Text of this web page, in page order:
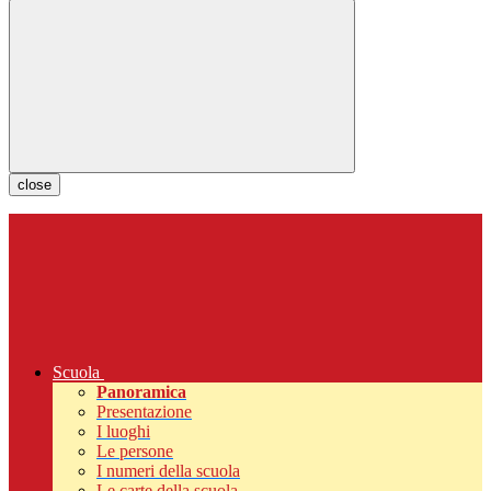
close
Scuola
Panoramica
Presentazione
I luoghi
Le persone
I numeri della scuola